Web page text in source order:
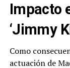
Impacto
‘Jimmy
Como
actuación de